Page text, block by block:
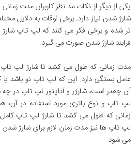
یکی از دیگر از نکات مد نظر کاربران مدت
شارژ شدن نیاز دارد. برخی اوقات به دلایل
تر شده و برخی فکر می کنند که لپ تاپ شارژ
فرایند شارژ شدن صورت می گیرد.
مدت زمانی که طول می کشد تا شارژ لپ تاپ
عامل بستگی دارد. این که لپ تاپ نو باشد
آن چقدر است، شارژر و آداپتور لپ تاپ در
لپ تاپ و نوع باتری مورد استفاده در
زمانی که طول می کشد تا شارژ لپ تاپ
لپ تاپ ها نیز مدت زمان لازم برای شارژ
می شود.